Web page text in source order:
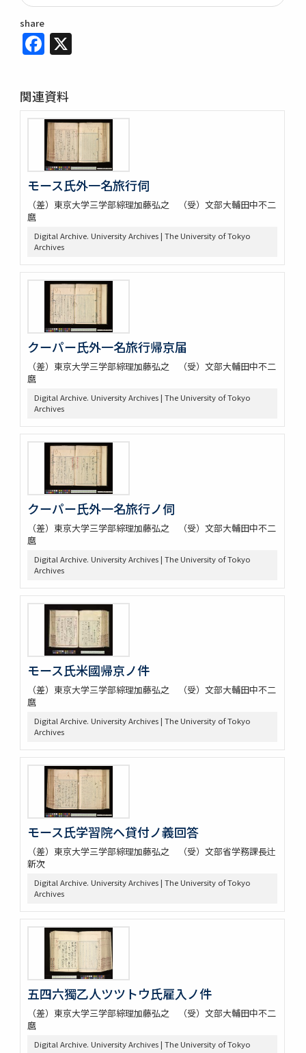
share
Facebook
関連資料
モース氏外一名旅行伺
（差）東京大学三学部綜理加藤弘之 （受）文部大輔田中不二
麿
Digital Archive. University Archives | The University of Tokyo
Archives
クーパー氏外一名旅行帰京届
（差）東京大学三学部綜理加藤弘之 （受）文部大輔田中不二
麿
Digital Archive. University Archives | The University of Tokyo
Archives
クーパー氏外一名旅行ノ伺
（差）東京大学三学部綜理加藤弘之 （受）文部大輔田中不二
麿
Digital Archive. University Archives | The University of Tokyo
Archives
モース氏米國帰京ノ件
（差）東京大学三学部綜理加藤弘之 （受）文部大輔田中不二
麿
Digital Archive. University Archives | The University of Tokyo
Archives
モース氏学習院ヘ貸付ノ義回答
（差）東京大学三学部綜理加藤弘之 （受）文部省学務課長辻
新次
Digital Archive. University Archives | The University of Tokyo
Archives
五四六獨乙人ツツトウ氏雇入ノ件
（差）東京大学三学部綜理加藤弘之 （受）文部大輔田中不二
麿
Digital Archive. University Archives | The University of Tokyo